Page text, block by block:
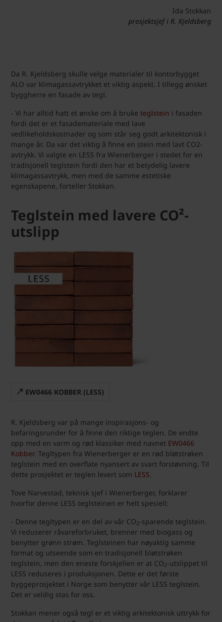
Ida Stokkan
prosjektsjef i R. Kjeldsberg
Da R. Kjeldsberg skulle velge materialer til kontorbygget
ALO var klimagassavtrykket et viktig aspekt. I tillegg ønsket
byggherre en fasade av tegl.
- Vi har alltid hatt et ønske om å bruke teglstein i fasaden
fordi det er et fasademateriale med lave
vedlikeholdskostnader og som står seg godt arkitektonisk i
mange år. Da var det viktig å finne en stein med lavt CO2-
avtrykk. Vi valgte en LESS fra Wienerberger i stedet for en
tradisjonell teglstein fordi den har et betydelig lavere
klimagassavtrykk, men med de samme estetiske
egenskapene, forteller Stokkan.
Teglstein med lavere CO²-
utslipp
EW0466 KOBBER (LESS)
R. Kjeldsberg var på mange inspirasjons- og
befaringsrunder for å finne den riktige teglen. De endte
opp med en varm og rød klassiker med navnet EW0466
Kobber. Tegltypen fra Wienerberger er en rød bløtstrøken
teglstein med en overflate nyansert av svart forstøvning. Til
dette prosjektet er teglen levert som LESS.
Tove Narvestad, teknisk sjef i Wienerberger, forklarer
hvorfor denne LESS teglsteinen er helt spesiell:
- Denne tegltypen er en del av vår CO2-sparende teglstein.
Vi reduserer råvareforbruket, brenner med biogass og
benytter grønn strøm. Teglsteinen har nøyaktig samme
format og utseende som en tradisjonell bløtstrøken
teglstein, men den eneste forskjellen er at CO2-utslippet til
LESS reduseres i produksjonen. Dette er det første
byggeprosjektet i Norge som benytter vår LESS teglstein.
Det er veldig stas for oss.
Stokkan mener også tegl er et viktig arkitektonisk uttrykk for